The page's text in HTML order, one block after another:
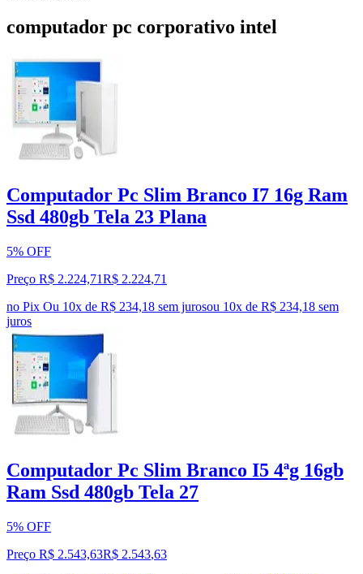
computador pc corporativo intel
Computador Pc Slim Branco I7 16g Ram
Ssd 480gb Tela 23 Plana
5% OFF
Preço R$ 2.224,71R$ 2.224,71
no Pix Ou 10x de R$ 234,18 sem jurosou 10x de R$ 234,18 sem
juros
Computador Pc Slim Branco I5 4ªg 16gb
Ram Ssd 480gb Tela 27
5% OFF
Preço R$ 2.543,63R$ 2.543,63